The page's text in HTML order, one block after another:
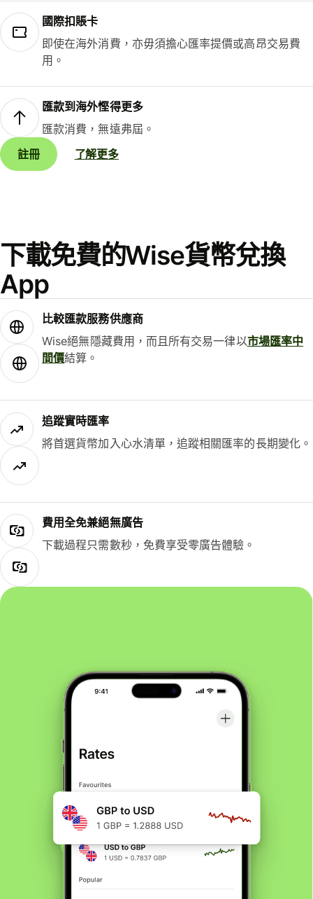
國際扣賬卡
即使在海外消費，亦毋須擔心匯率提價或高昂交易費
用。
匯款到海外慳得更多
匯款消費，無遠弗屆。
註冊
了解更多
下載免費的Wise貨幣兌換
App
比較匯款服務供應商
Wise絕無隱藏費用，而且所有交易一律以市場匯率中
間價結算。
追蹤實時匯率
將首選貨幣加入心水清單，追蹤相關匯率的長期變化。
費用全免兼絕無廣告
下載過程只需數秒，免費享受零廣告體驗。